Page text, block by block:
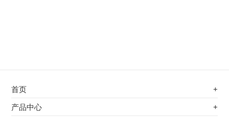
首页 +
不锈钢专用电磁加热器
产品中心 +